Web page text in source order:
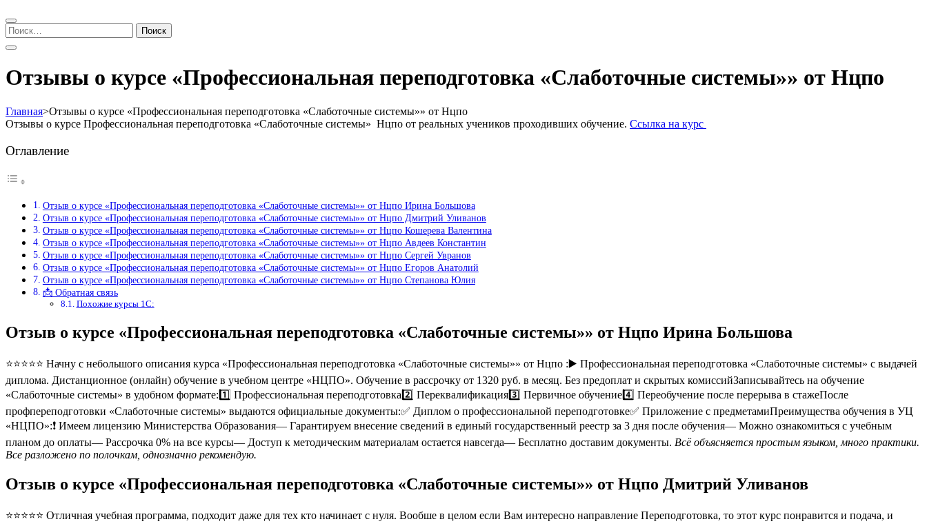
Найти:
Отзывы о курсе «Профессиональная переподготовка «Слаботочные системы»» от Нцпо
Главная>Отзывы о курсе «Профессиональная переподготовка «Слаботочные системы»» от Нцпо
Отзывы о курсе Профессиональная переподготовка «Слаботочные системы» Нцпо от реальных учеников проходивших обучение. Ссылка на курс
Оглавление
Отзыв о курсе «Профессиональная переподготовка «Слаботочные системы»» от Нцпо Ирина Большова
Отзыв о курсе «Профессиональная переподготовка «Слаботочные системы»» от Нцпо Дмитрий Уливанов
Отзыв о курсе «Профессиональная переподготовка «Слаботочные системы»» от Нцпо Кошерева Валентина
Отзыв о курсе «Профессиональная переподготовка «Слаботочные системы»» от Нцпо Авдеев Константин
Отзыв о курсе «Профессиональная переподготовка «Слаботочные системы»» от Нцпо Сергей Увранов
Отзыв о курсе «Профессиональная переподготовка «Слаботочные системы»» от Нцпо Егоров Анатолий
Отзыв о курсе «Профессиональная переподготовка «Слаботочные системы»» от Нцпо Степанова Юлия
📩 Обратная связь
Похожие курсы 1С:
Отзыв о курсе «Профессиональная переподготовка «Слаботочные системы»» от Нцпо Ирина Большова
⭐⭐⭐⭐⭐ Начну с небольшого описания курса «Профессиональная переподготовка «Слаботочные системы»» от Нцпо :▶️ Профессиональная переподготовка «Слаботочные системы» с выдачей
диплома. Дистанционное (онлайн) обучение в учебном центре «НЦПО». Обучение в рассрочку от 1320 руб. в месяц. Без предоплат и скрытых комиссийЗаписывайтесь на обучение
«Слаботочные системы» в удобном формате:1️⃣ Профессиональная переподготовка2️⃣ Переквалификация3️⃣ Первичное обучение4️⃣ Переобучение после перерыва в стажеПосле
профпереподготовки «Слаботочные системы» выдаются официальные документы:✅ Диплом о профессиональной переподготовке✅ Приложение с предметамиПреимущества обучения в УЦ
«НЦПО»:❗️ Имеем лицензию Министерства Образования— Гарантируем внесение сведений в единый государственный реестр за 3 дня после обучения— Можно ознакомиться с учебным
планом до оплаты— Рассрочка 0% на все курсы— Доступ к методическим материалам остается навсегда— Бесплатно доставим документы. Всё объясняется простым языком, много практики.
Все разложено по полочкам, однозначно рекомендую.
Отзыв о курсе «Профессиональная переподготовка «Слаботочные системы»» от Нцпо Дмитрий Уливанов
⭐⭐⭐⭐⭐ Отличная учебная программа, подходит даже для тех кто начинает с нуля. Вообше в целом если Вам интересно направление Переподготовка, то этот курс понравится и подача, и